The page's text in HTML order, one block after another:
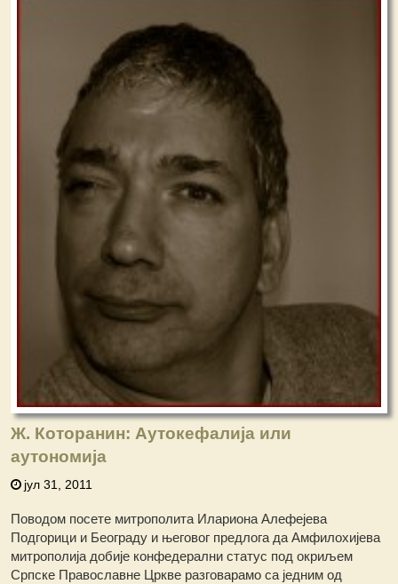
Ж. Которанин: Аутокефалија или
аутономија
јул 31, 2011
Поводом посете митрополита Илариона Алефејева
Подгорици и Београду и његовог предлога да Амфилохијева
митрополија добије конфедерални статус под окриљем
Српске Православне Цркве разговарамо са једним од